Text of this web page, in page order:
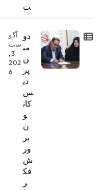
ت
دو
می
ن
پر
دی
س
کان
و
ن
پر
ور
ش
فک
ر
آگو
ست
3,
202
6